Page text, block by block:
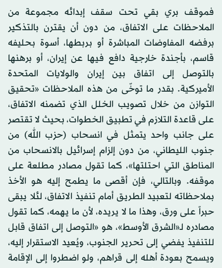
فموقف بري بقي تحت سقف إبدائه مجموعة من
الملاحظات على الاتفاق، من دون أن يقترن بالتذكير
برفضه المفاوضات المباشرة أو بربطها، أسوة بحليفه
قاسم، بأجندة خارجية دافع فيها عن إيران، أو برهنها
بالتوصل إلى اتفاق بين إيران والولايات المتحدة
الأميركية. بقدر ما توخّى من هذه الملاحظات «تحقيق
التوازن من خلال تصويب الخلل الذي تضمنه الاتفاق،
على قاعدة التلازم في تطبيق الخطوات، بحيث لا تقتصر
على جانب واحد يتمثل في انسحاب (حزب الله) من
جنوب الليطاني، من دون إلزام إسرائيل بالانسحاب من
المناطق التي احتلتها»، كما تقول مصادر مطلعة على
موقفه. وبالتالي، فإن أقصى ما يطمح إليه هو الأخذ
بملاحظاته لتعبيد الطريق أمام تنفيذ الاتفاق، لئلا يبقى
حبراً على ورق، وهذا ما لا يريده، لأن ما يهمه، كما تقول
مصادره لـ«الشرق الأوسط»، هو «التوصل إلى اتفاق قابل
للتنفيذ يفضي إلى تحرير الجنوب، ويُعيد الاستقرار إليه،
ويسمح بعودة أهله إلى قراهم، ولو اضطروا إلى الإقامة